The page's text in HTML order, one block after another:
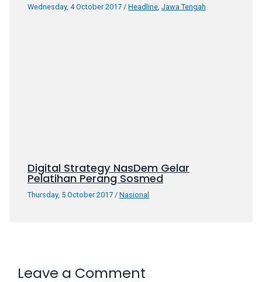
Wednesday, 4 October 2017/Headline,Jawa Tengah
Digital Strategy NasDem Gelar
Pelatihan Perang Sosmed
Thursday, 5 October 2017/Nasional
Leave a Comment